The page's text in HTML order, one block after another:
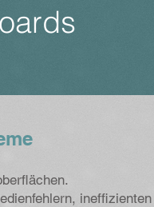
ineffizienten